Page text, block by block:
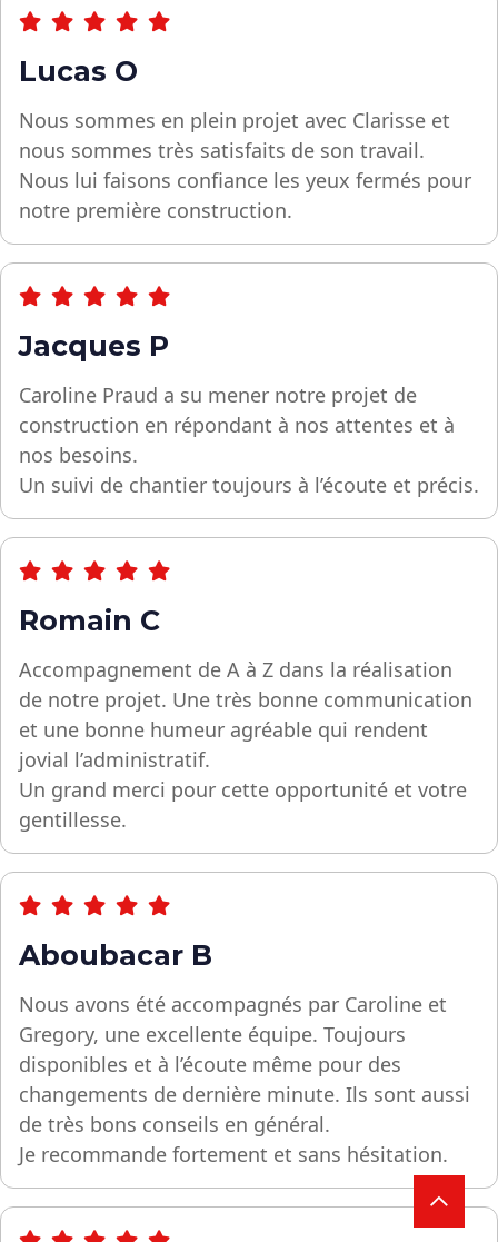
Lucas O
Nous sommes en plein projet avec Clarisse et
nous sommes très satisfaits de son travail.
Nous lui faisons confiance les yeux fermés pour
notre première construction.
Jacques P
Caroline Praud a su mener notre projet de
construction en répondant à nos attentes et à
nos besoins.
Un suivi de chantier toujours à l’écoute et précis.
Romain C
Accompagnement de A à Z dans la réalisation
de notre projet. Une très bonne communication
et une bonne humeur agréable qui rendent
jovial l’administratif.
Un grand merci pour cette opportunité et votre
gentillesse.
Aboubacar B
Nous avons été accompagnés par Caroline et
Gregory, une excellente équipe. Toujours
disponibles et à l’écoute même pour des
changements de dernière minute. Ils sont aussi
de très bons conseils en général.
Je recommande fortement et sans hésitation.